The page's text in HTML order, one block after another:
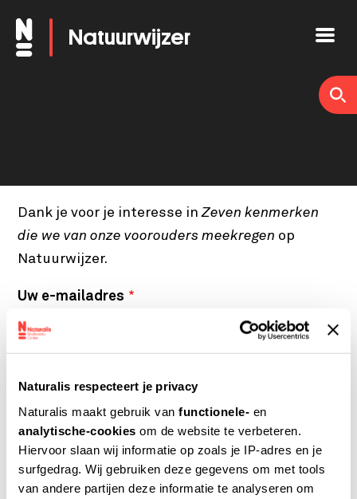
Naturalis respecteert je privacy
Naturalis maakt gebruik van functionele- en
analytische-cookies om de website te verbeteren.
Hiervoor slaan wij informatie op zoals je IP-adres en je
surfgedrag. Wij gebruiken deze gegevens om met tools
van andere partijen deze informatie te analyseren om
Overslaan
en
Natuurwijzer
Dank je voor je interesse inZeven kenmerken
die we van onze voorouders meekregen op
Natuurwijzer.
Uw e-mailadres
Uw naam